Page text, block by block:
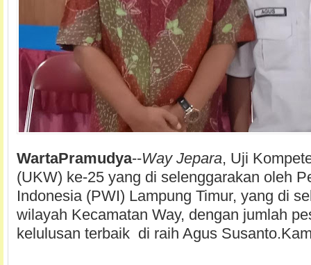
WartaPramudya--Way Jepara, Uji
(UKW) ke-25 yang di selenggarakan oleh
Indonesia (PWI) Lampung Timur, yang di
wilayah Kecamatan Way, dengan jumlah
kelulusan terbaik di raih Agus